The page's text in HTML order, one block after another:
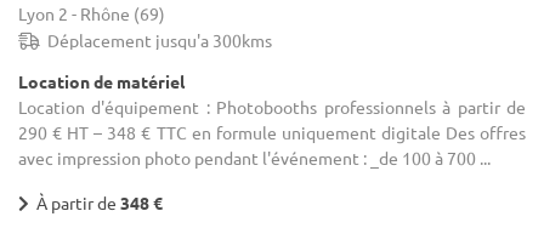
Lyon 2 - Rhône (69)
Déplacement jusqu'a 300kms
Location de matériel
Location d'équipement : Photobooths professionnels à partir de
290 € HT – 348 € TTC en formule uniquement digitale Des offres
avec impression photo pendant l'événement : _de 100 à 700 ...
À partir de 348 €